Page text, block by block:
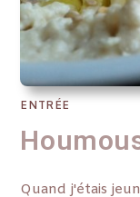
ENTRÉE
Quand j'étais